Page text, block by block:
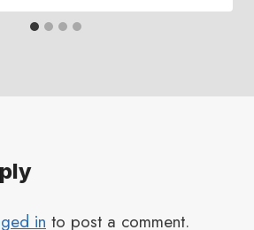
in to post a comment.